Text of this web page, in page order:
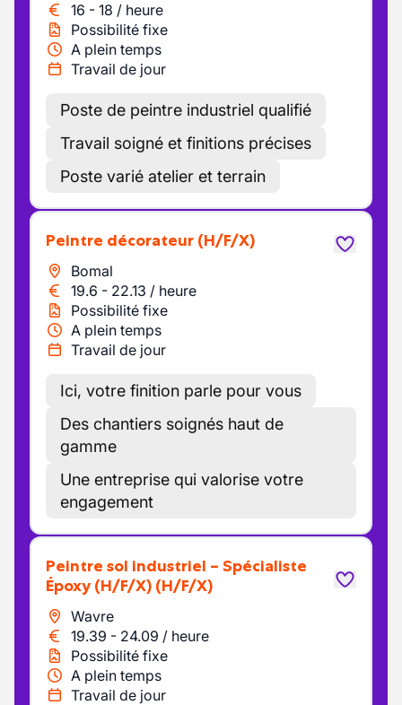
16 - 18 / heure
Possibilité fixe
A plein temps
Travail de jour
Poste de peintre industriel qualifié
Travail soigné et finitions précises
Poste varié atelier et terrain
Peintre décorateur (H/F/X)
Bomal
19.6 - 22.13 / heure
Possibilité fixe
A plein temps
Travail de jour
Ici, votre finition parle pour vous
Des chantiers soignés haut de
gamme
Une entreprise qui valorise votre
engagement
Peintre sol industriel – Spécialiste
Époxy (H/F/X) (H/F/X)
Wavre
19.39 - 24.09 / heure
Possibilité fixe
A plein temps
Travail de jour